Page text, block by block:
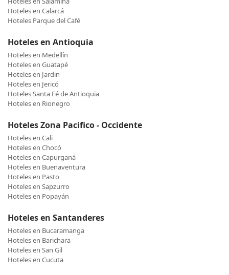
Hoteles en Calarcá
Hoteles Parque del Café
Hoteles en Antioquia
Hoteles en Medellín
Hoteles en Guatapé
Hoteles en Jardin
Hoteles en Jericó
Hoteles Santa Fé de Antioquia
Hoteles en Rionegro
Hoteles Zona Pacifico - Occidente
Hoteles en Cali
Hoteles en Chocó
Hoteles en Capurganá
Hoteles en Buenaventura
Hoteles en Pasto
Hoteles en Sapzurro
Hoteles en Popayán
Hoteles en Santanderes
Hoteles en Bucaramanga
Hoteles en Barichara
Hoteles en San Gil
Hoteles en Cucuta